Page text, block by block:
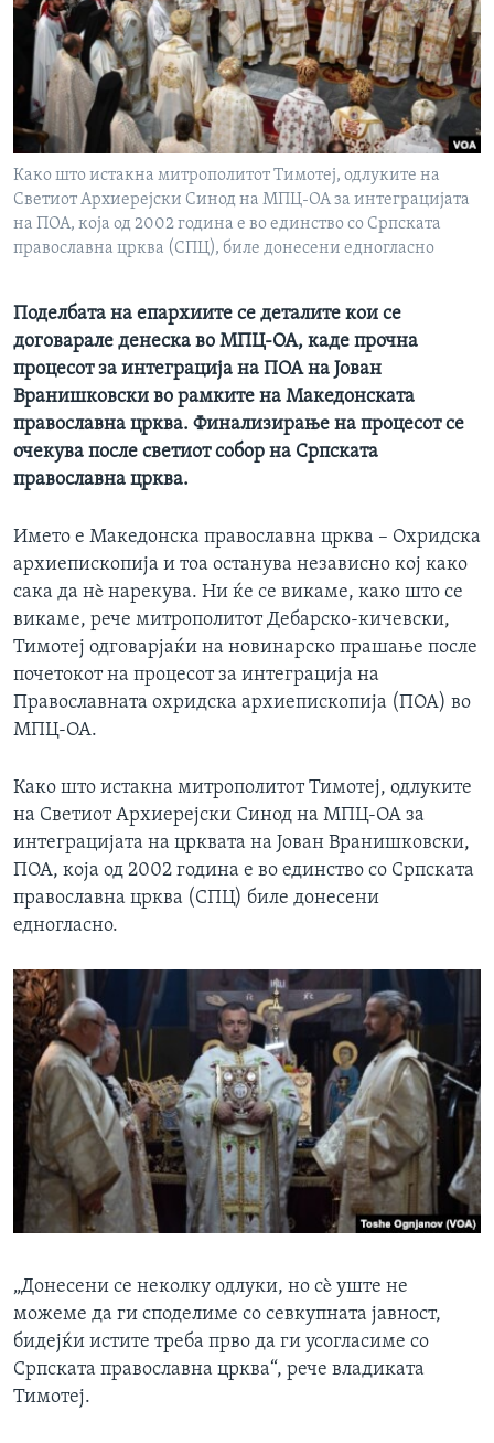
ИНТЕРВЈУА
Јазици
Како што истакна митрополитот Тимотеј, одлуките на
Светиот Архиерејски Синод на МПЦ-ОА за интеграцијата
на ПОА, која од 2002 година е во единство со Српската
православна црква (СПЦ), биле донесени едногласно
Поделбата на епархиите се деталите кои се
договарале денеска во МПЦ-ОА, каде прочна
процесот за интеграција на ПОА на Јован
Вранишковски во рамките на Македонската
православна црква. Финализирање на процесот се
очекува после светиот собор на Српската
православна црква.
Името е Македонска православна црква – Охридска
архиепископија и тоа останува независно кој како
сака да нè нарекува. Ни ќе се викаме, како што се
викаме, рече митрополитот Дебарско-кичевски,
Тимотеј одговарјаќи на новинарско прашање после
почетокот на процесот за интеграција на
Православната охридска архиепископија (ПОА) во
МПЦ-ОА.
Како што истакна митрополитот Тимотеј, одлуките
на Светиот Архиерејски Синод на МПЦ-ОА за
интеграцијата на црквата на Јован Вранишковски,
ПОА, која од 2002 година е во единство со Српската
православна црква (СПЦ) биле донесени
едногласно.
„Донесени се неколку одлуки, но сè уште не
можеме да ги споделиме со севкупната јавност,
бидејќи истите треба прво да ги усогласиме со
Српската православна црква“, рече владиката
Тимотеј.